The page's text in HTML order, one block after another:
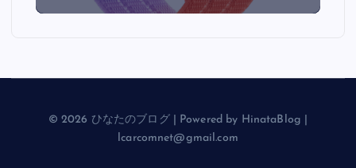
© 2026 ひなたのブログ | Powered by HinataBlog |
lcarcomnet@gmail.com